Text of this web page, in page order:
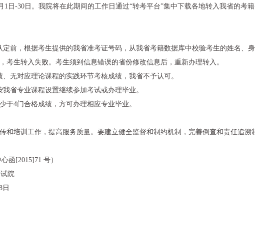
日-30日。我院将在此期间的工作日通过“转考平台”集中下载各地转入我省的考
前，根据考生提供的我省准考证号码，从我省考籍数据库中校验考生的姓名、
生转入失败。考生须到信息错误的省份修改信息后，重新办理转入。
无对应理论课程的实践环节考核成绩，我省不予认可。
省专业课程设置继续参加考试或办理毕业。
4门合格成绩，方可办理相应专业毕业。
培训工作，提高服务质量。要建立健全监督和制约机制，完善倒查和责任追溯
函[2015]71 号）